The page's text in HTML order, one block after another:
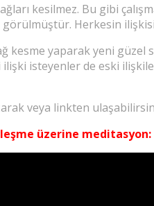
kesilmez. Bu gibi
Herkesin
kesme yaparak yeni
ilişki isteyenler de eski
veya linkten
üzerine meditasyon: